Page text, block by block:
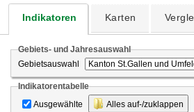
Indikatoren Karten
Gebiets- und Jahresauswahl
Gebietsauswahl
Indikatorentabelle
Ausgewählte
Alles auf-/zuklappen